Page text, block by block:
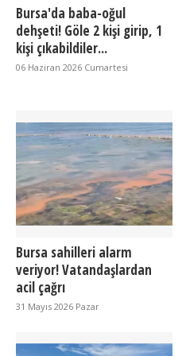
Bursa'da baba-oğul
dehşeti! Göle 2 kişi girip, 1
kişi çıkabildiler...
06 Haziran 2026 Cumartesi
Bursa sahilleri alarm
veriyor! Vatandaşlardan
acil çağrı
31 Mayıs 2026 Pazar